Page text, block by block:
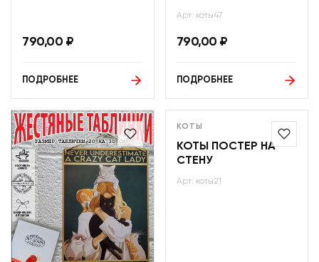
790,00 ₽
ПОДРОБНЕЕ
Арт: коты47
790,00 ₽
ПОДРОБНЕЕ
КОТЫ
КОТЫ ПОСТЕР НА
СТЕНУ
Арт: коты21